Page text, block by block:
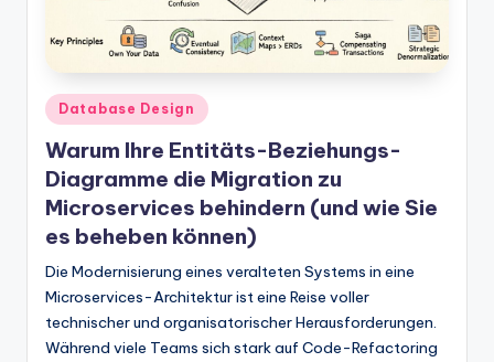
Posted
in
Database Design
Warum Ihre Entitäts-Beziehungs-
Diagramme die Migration zu
Microservices behindern (und wie Sie
es beheben können)
Die Modernisierung eines veralteten Systems in eine
Microservices-Architektur ist eine Reise voller
technischer und organisatorischer Herausforderungen.
Während viele Teams sich stark auf Code-Refactoring